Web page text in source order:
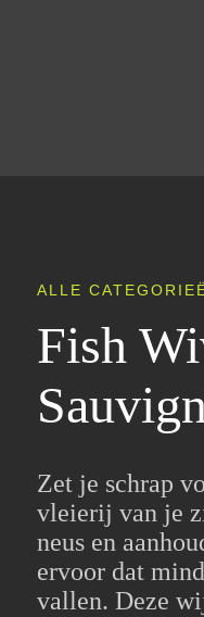
ALLE
Fish
Zet je schrap
vleierij van je
neus en
ervoor dat
vallen. Deze